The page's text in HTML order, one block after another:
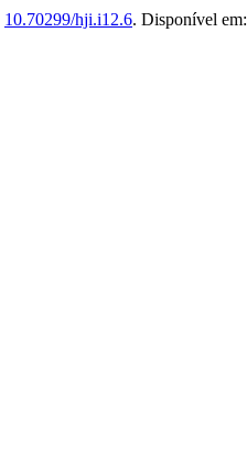
10.70299/hji.i12.6. Disponível em: